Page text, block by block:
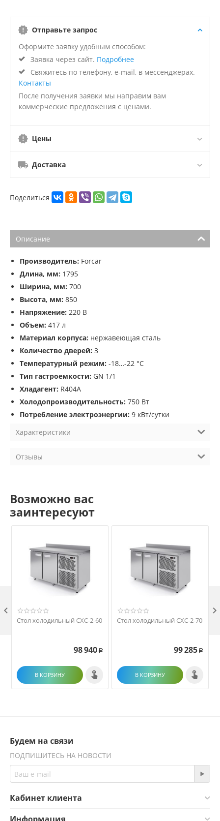
Отправьте запрос
Оформите заявку удобным способом:
Заявка через сайт. Подробнее
Свяжитесь по телефону, e-mail, в мессенджерах.
Контакты
После получения заявки мы направим вам
коммерческие предложения с ценами.
Цены
Доставка
Поделиться
Описание
Производитель: Forcar
Длина, мм: 1795
Ширина, мм: 700
Высота, мм: 850
Напряжение: 220 В
Объем: 417 л
Материал корпуса: нержавеющая сталь
Количество дверей: 3
Температурный режим: -18…-22 °С
Тип гастроемкости: GN 1/1
Хладагент: R404A
Холодопроизводительность: 750 Вт
Потребление электроэнергии: 9 кВт/сутки
Характеристики
Отзывы
Возможно вас
заинтересуют
Стол холодильный СХС-2-60
98 940 Р
В КОРЗИНУ
Стол холодильный СХС-2-70
99 285 Р
В КОРЗИНУ
 
Будем на связи
ПОДПИШИТЕСЬ НА НОВОСТИ
Кабинет клиента